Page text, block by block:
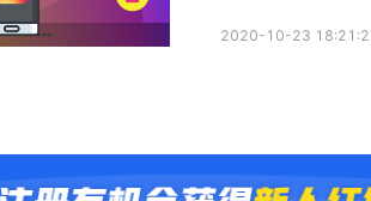
2020-10-23